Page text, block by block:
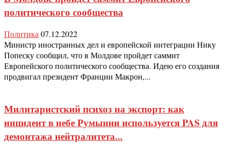
политического сообщества
Политика 07.12.2022
Министр иностранных дел и европейской интеграции Нику
Попеску сообщил, что в Молдове пройдет саммит
Европейского политического сообщества. Идею его создания
продвигал президент Франции Макрон,...
Милитаристский психоз на экспорт: как
инцидент в небе Румынии используется PAS для
демонтажа нейтралитета...